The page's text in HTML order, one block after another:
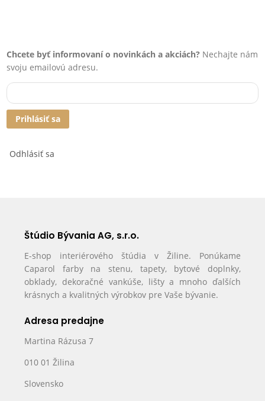
Chcete byť informovaní o novinkách a akciách? Nechajte nám
svoju emailovú adresu.
Prihlásiť sa
Odhlásiť sa
Štúdio Bývania AG, s.r.o.
E-shop interiérového štúdia v Žiline. Ponúkame
Caparol farby na stenu, tapety, bytové doplnky,
obklady, dekoračné vankúše, lišty a mnoho ďalších
krásnych a kvalitných výrobkov pre Vaše bývanie.
Adresa predajne
Martina Rázusa 7
010 01 Žilina
Slovensko